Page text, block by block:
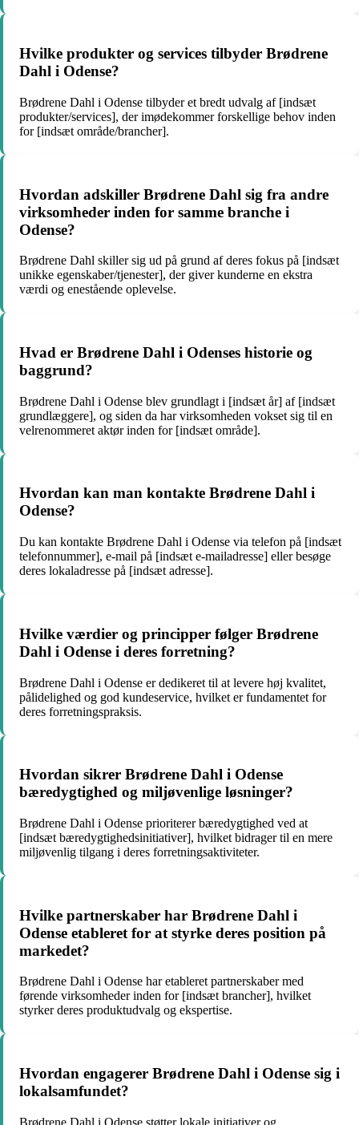
Hvilke produkter og services tilbyder Brødrene
Dahl i Odense?
Brødrene Dahl i Odense tilbyder et bredt udvalg af [indsæt
produkter/services], der imødekommer forskellige behov inden
for [indsæt område/brancher].
Hvordan adskiller Brødrene Dahl sig fra andre
virksomheder inden for samme branche i
Odense?
Brødrene Dahl skiller sig ud på grund af deres fokus på [indsæt
unikke egenskaber/tjenester], der giver kunderne en ekstra
værdi og enestående oplevelse.
Hvad er Brødrene Dahl i Odenses historie og
baggrund?
Brødrene Dahl i Odense blev grundlagt i [indsæt år] af [indsæt
grundlæggere], og siden da har virksomheden vokset sig til en
velrenommeret aktør inden for [indsæt område].
Hvordan kan man kontakte Brødrene Dahl i
Odense?
Du kan kontakte Brødrene Dahl i Odense via telefon på [indsæt
telefonnummer], e-mail på [indsæt e-mailadresse] eller besøge
deres lokaladresse på [indsæt adresse].
Hvilke værdier og principper følger Brødrene
Dahl i Odense i deres forretning?
Brødrene Dahl i Odense er dedikeret til at levere høj kvalitet,
pålidelighed og god kundeservice, hvilket er fundamentet for
deres forretningspraksis.
Hvordan sikrer Brødrene Dahl i Odense
bæredygtighed og miljøvenlige løsninger?
Brødrene Dahl i Odense prioriterer bæredygtighed ved at
[indsæt bæredygtighedsinitiativer], hvilket bidrager til en mere
miljøvenlig tilgang i deres forretningsaktiviteter.
Hvilke partnerskaber har Brødrene Dahl i
Odense etableret for at styrke deres position på
markedet?
Brødrene Dahl i Odense har etableret partnerskaber med
førende virksomheder inden for [indsæt brancher], hvilket
styrker deres produktudvalg og ekspertise.
Hvordan engagerer Brødrene Dahl i Odense sig i
lokalsamfundet?
Brødrene Dahl i Odense støtter lokale initiativer og